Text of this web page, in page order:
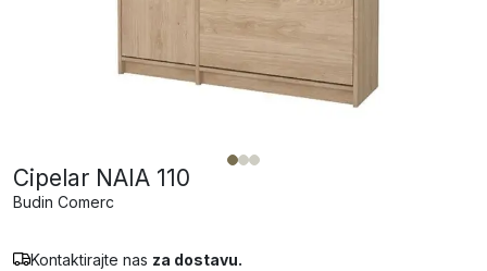
Cipelar NAIA 110
Budin Comerc
Kontaktirajte nas za dostavu.